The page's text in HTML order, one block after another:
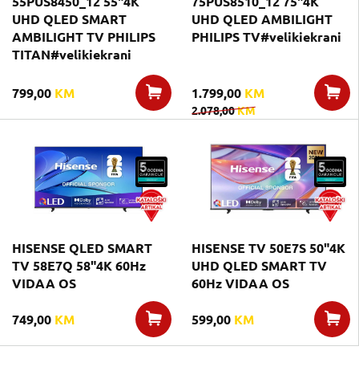
UHD QLED SMART
AMBILIGHT TV PHILIPS
TITAN#velikiekrani
799,00 KM
UHD QLED AMBILIGHT
PHILIPS TV#velikiekrani
1.799,00 KM
2.078,00KM
HISENSE QLED SMART
TV 58E7Q 58"4K 60Hz
VIDAA OS
749,00 KM
HISENSE TV 50E7S 50"4K
UHD QLED SMART TV
60Hz VIDAA OS
599,00 KM